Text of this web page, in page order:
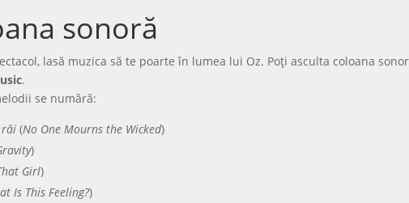
sonoră
lasă muzica să te poarte în lumea lui Oz. Poți asculta coloana
.
se numără:
răi (No One Mourns the Wicked)
)
Girl)
Is This Feeling?)